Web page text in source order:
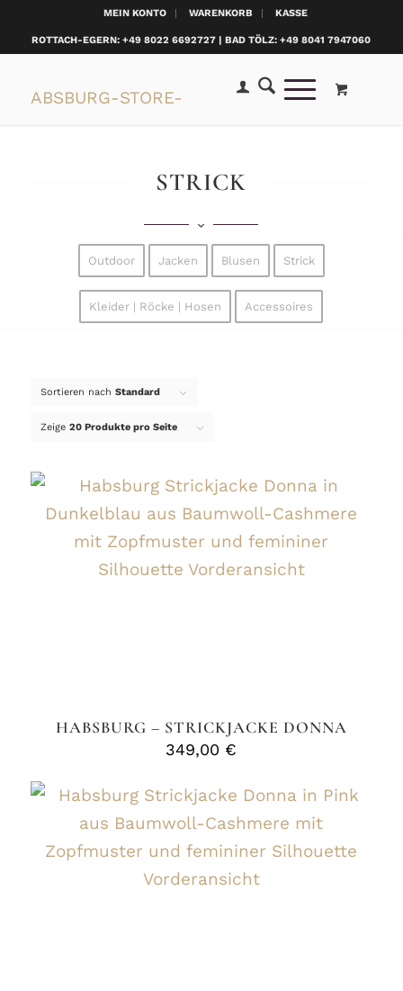
MEIN KONTO WARENKORB KASSE
ROTTACH-EGERN: +49 8022 6692727 | BAD TÖLZ: +49 8041 7947060
STRICK
Outdoor Jacken Blusen Strick
Kleider | Röcke | Hosen Accessoires
Sortieren nach Standard
Zeige 20 Produkte pro Seite
HABSBURG – STRICKJACKE DONNA
349,00 €